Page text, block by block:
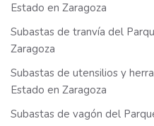
Estado en Zaragoza
Subastas de tranvía del
Zaragoza
Subastas de utensilios y
Estado en Zaragoza
Subastas de vagón del